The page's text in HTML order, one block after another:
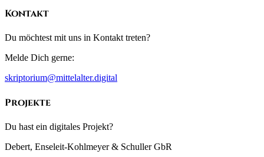
Kontakt
Du möchtest mit uns in Kontakt treten?
Melde Dich gerne:
skriptorium@mittelalter.digital
Projekte
Du hast ein digitales Projekt?
Debert, Enseleit-Kohlmeyer & Schuller GbR